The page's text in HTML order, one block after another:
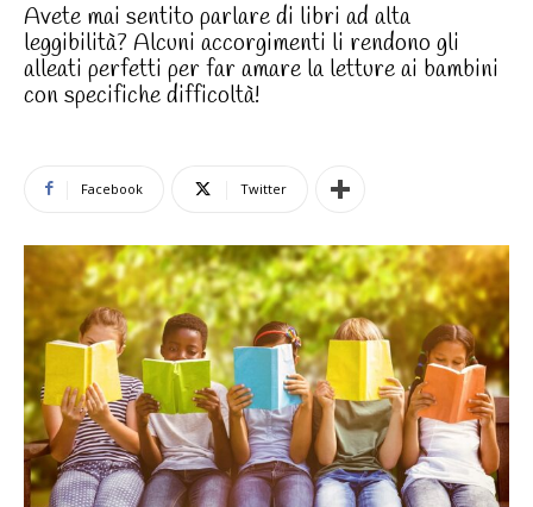
Avete mai sentito parlare di libri ad alta
leggibilità? Alcuni accorgimenti li rendono gli
alleati perfetti per far amare la letture ai bambini
con specifiche difficoltà!
Facebook Twitter